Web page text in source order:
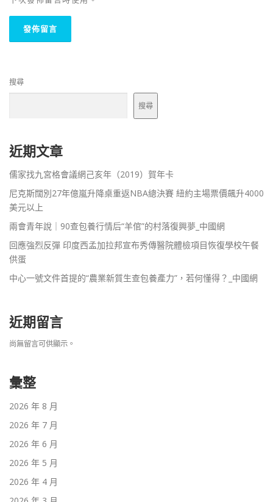
搜尋
搜尋
近期文章
儒家找九宮格會議網己亥年（2019）賀年卡
尼克斯闊別27年億嵐升降桌重返NBA總決賽 紐約主場票價飆升4000
美元以上
兩會青年說｜90查包養行情后“羊倌”的村落復興夢_中國網
回應強烈反彈 印度西孟加拉邦宣布秀傳醫院體檢項目恢復學校午餐
供蛋
中心一號文件首提的“農業新質生查包養產力”，若何懂得？_中國網
近期留言
尚無留言可供顯示。
彙整
2026 年 8 月
2026 年 7 月
2026 年 6 月
2026 年 5 月
2026 年 4 月